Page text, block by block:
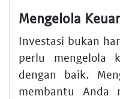
Mengelola
Investasi bukan
perlu mengelola
dengan baik.
membantu Anda